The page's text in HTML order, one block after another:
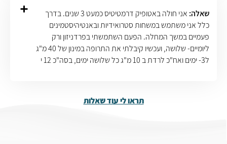
שאלה:
אני חולה באטופיק דרמטיטיס כמעט 3 שנים. בדרך
כלל אני משתמש במשחות סטרואידיות ובאנטיהיסטמינים
פעמיים במשך המחלה. הפעם השתמשתי בפרדניזון ורק
ליומיים- שלושה, ועכשיו קיבלתי את התרופה במינון של 40 מ"ג
ל3- ימים ואח"כ לרדת ב 10 מ"ג כל שלושה ימים, בסה"כ 12 י
תראו לי עוד שאלות